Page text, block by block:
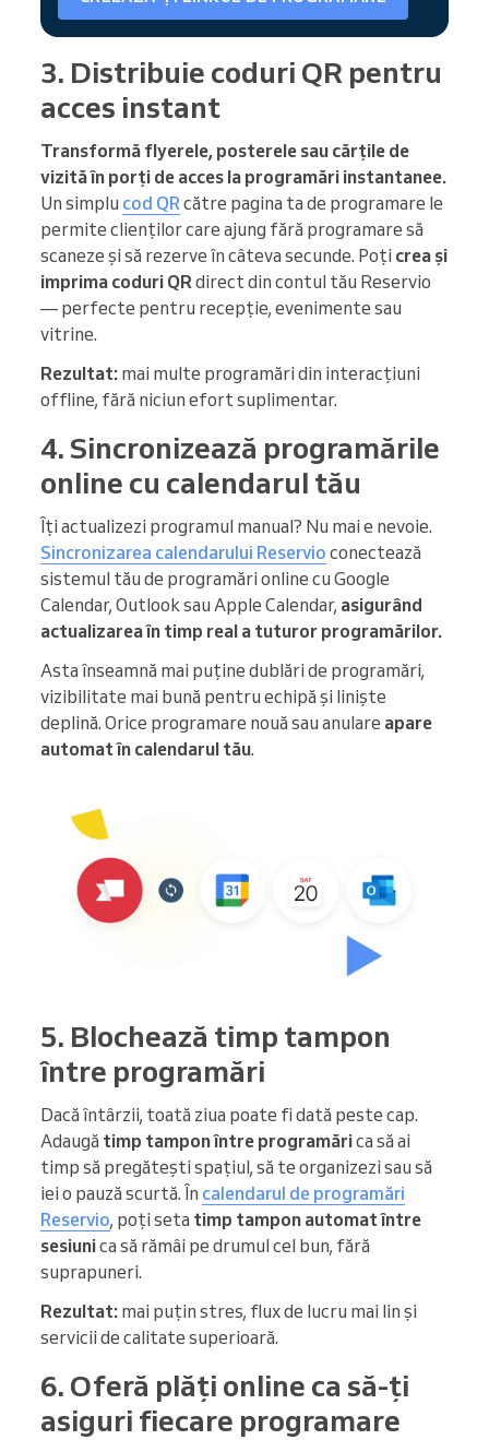
3. Distribuie coduri QR pentru
acces instant
Transformă flyerele, posterele sau cărțile de
vizită în porți de acces la programări instantanee.
Un simplu cod QR către pagina ta de programare le
permite clienților care ajung fără programare să
scaneze și să rezerve în câteva secunde. Poți crea și
imprima coduri QR direct din contul tău Reservio
— perfecte pentru recepție, evenimente sau
vitrine.
Rezultat: mai multe programări din interacțiuni
offline, fără niciun efort suplimentar.
4. Sincronizează programările
online cu calendarul tău
Îți actualizezi programul manual? Nu mai e nevoie.
Sincronizarea calendarului Reservio conectează
sistemul tău de programări online cu Google
Calendar, Outlook sau Apple Calendar, asigurând
actualizarea în timp real a tuturor programărilor.
Asta înseamnă mai puține dublări de programări,
vizibilitate mai bună pentru echipă și liniște
deplină. Orice programare nouă sau anulare apare
automat în calendarul tău.
5. Blochează timp tampon
între programări
Dacă întârzii, toată ziua poate fi dată peste cap.
Adaugă timp tamponîntre programărica să ai
timp să pregătești spațiul, să te organizezi sau să
iei o pauză scurtă. În calendarul de programări
Reservio, poți seta timp tampon automat între
sesiunica să rămâi pe drumul cel bun, fără
suprapuneri.
Rezultat: mai puțin stres, flux de lucru mai lin și
servicii de calitate superioară.
6. Oferă plăți online ca să-ți
asiguri fiecare programare